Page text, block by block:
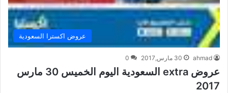
عروض اكسترا السعودية
ahmad 30 مارس,2017 0
عروض extra السعودية اليوم الخميس 30 مارس
2017